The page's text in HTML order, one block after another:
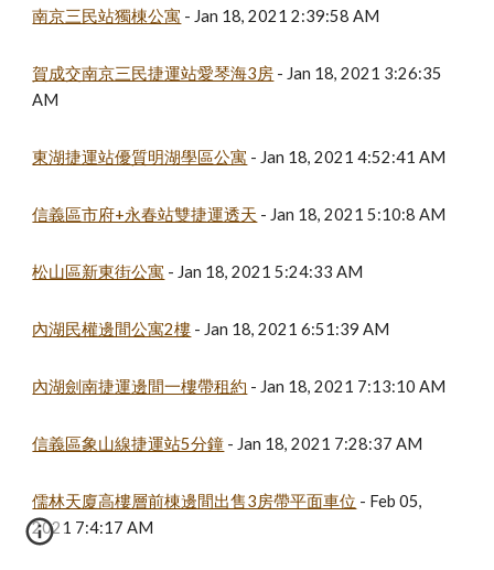
南京三民站獨棟公寓 - Jan 18, 2021 2:39:58 AM
賀成交南京三民捷運站愛琴海3房 - Jan 18, 2021 3:26:35
AM
東湖捷運站優質明湖學區公寓 - Jan 18, 2021 4:52:41 AM
信義區市府+永春站雙捷運透天 - Jan 18, 2021 5:10:8 AM
松山區新東街公寓 - Jan 18, 2021 5:24:33 AM
內湖民權邊間公寓2樓 - Jan 18, 2021 6:51:39 AM
內湖劍南捷運邊間一樓帶租約 - Jan 18, 2021 7:13:10 AM
信義區象山線捷運站5分鐘 - Jan 18, 2021 7:28:37 AM
儒林天廈高樓層前棟邊間出售3房帶平面車位 - Feb 05,
2021 7:4:17 AM